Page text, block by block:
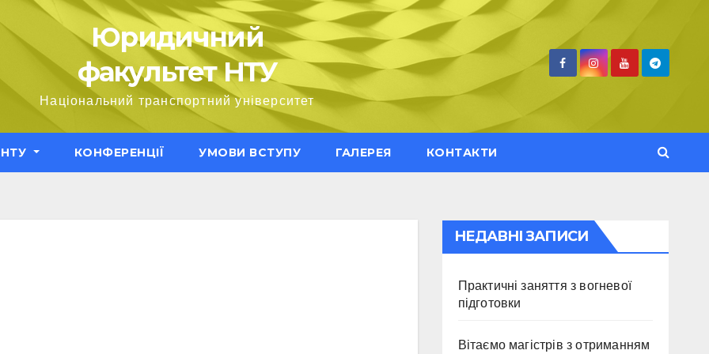
Юридичний
факультет НТУ
Національний транспортний університет
КОНФЕРЕНЦІЇ УМОВИ ВСТУПУ ГАЛЕРЕЯ КОНТАКТИ
НЕДАВНІ ЗАПИСИ
Практичні заняття з вогневої
підготовки
Вітаємо магістрів з отриманням